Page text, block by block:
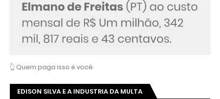
👆 Quem paga isso é você
EDISON SILVA E A INDUSTRIA DA MULTA